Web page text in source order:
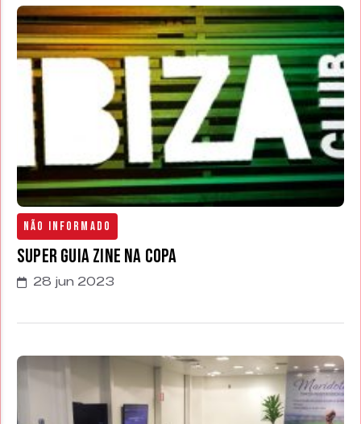
Não Informado
Super Guia Zine na Copa
28 jun 2023